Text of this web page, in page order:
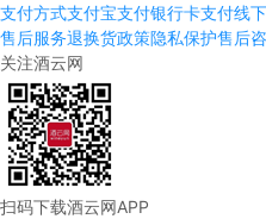
支付方式支付宝支付银行卡支付线
售后服务退换货政策隐私保护售后
关注酒云网
扫码下载酒云网APP